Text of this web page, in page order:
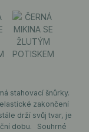
stahovací šnůrky.
zakončení
drží svůj tvar, je
dobu. Souhrné